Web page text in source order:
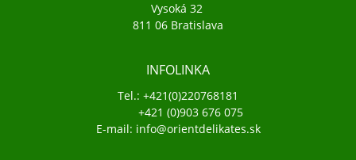
Vysoká 32
811 06 Bratislava
INFOLINKA
Tel.: +421(0)220768181
+421 (0)903 676 075
E-mail: info@orientdelikates.sk